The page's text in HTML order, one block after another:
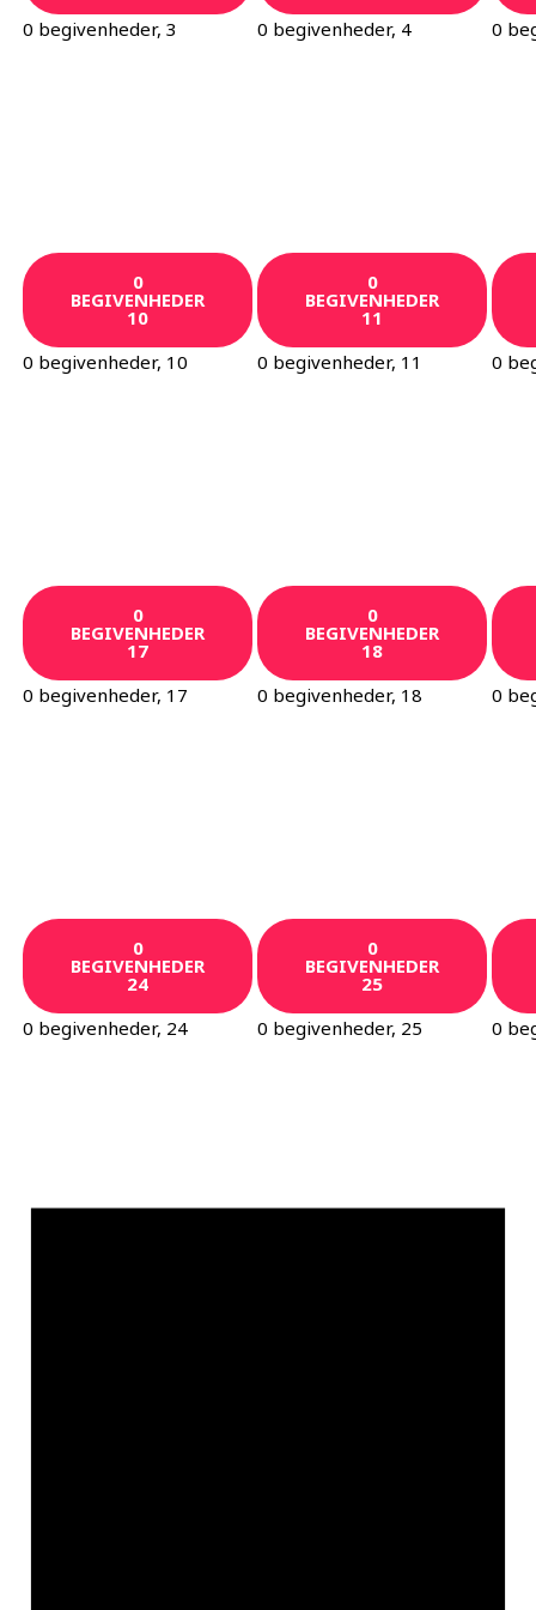
0 begivenheder,3
0 begivenheder, 4 0
0
BEGIVENHEDER
10
0 begivenheder, 10
0
BEGIVENHEDER
11
0 begivenheder, 11 0
0
BEGIVENHEDER
17
0 begivenheder, 17
0
BEGIVENHEDER
18
0 begivenheder, 18 0
0
BEGIVENHEDER
24
0 begivenheder, 24
0
BEGIVENHEDER
25
0 begivenheder, 25 0